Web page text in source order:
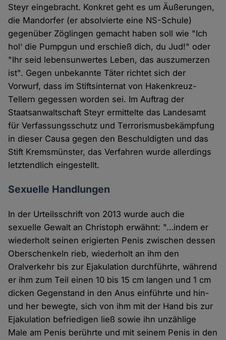
Steyr eingebracht. Konkret geht es um Äußerungen,
die Mandorfer (er absolvierte eine NS-Schule)
gegenüber Zöglingen gemacht haben soll wie "Ich
hol‘ die Pumpgun und erschieß dich, du Jud!" oder
"Ihr seid lebensunwertes Leben, das auszumerzen
ist". Gegen unbekannte Täter richtet sich der
Vorwurf, dass im Stiftsinternat von Hakenkreuz-
Tellern gegessen worden sei. Im Auftrag der
Staatsanwaltschaft Steyr ermittelte das Landesamt
für Verfassungsschutz und Terrorismusbekämpfung
in dieser Causa gegen den Beschuldigten und das
Stift Kremsmünster, das Verfahren wurde allerdings
letztendlich eingestellt.
Sexuelle Handlungen
In der Urteilsschrift von 2013 wurde auch die
sexuelle Gewalt an Christoph erwähnt: "…indem er
wiederholt seinen erigierten Penis zwischen dessen
Oberschenkeln rieb, wiederholt an ihm den
Oralverkehr bis zur Ejakulation durchführte, während
er ihm zum Teil einen 10 bis 15 cm langen und 1 cm
dicken Gegenstand in den Anus einführte und hin-
und her bewegte, sich von ihm mit der Hand bis zur
Ejakulation befriedigen ließ sowie ihn unzählige
Male am Penis berührte und mit seinem Penis in den